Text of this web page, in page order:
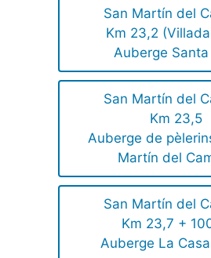
San Martín del
Km 23,2
Auberge Santa
San Martín del
Km 23,5
Auberge de
Martín del
San Martín del
Km 23,7 +
Auberge La